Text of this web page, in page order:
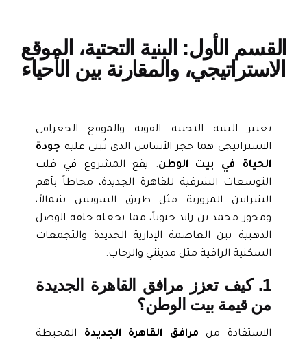
الأول: البنية التحتية، الموقع
الاستراتيجي، والمقارنة بين الأحياء
تعتبر البنية التحتية القوية والموقع الجغرافي
الاستراتيجي هما حجر الأساس الذي تُبنى عليهجودة
الحياة في بيت الوطن. يقع المشروع في قلب
التوسعات الشرقية للقاهرة الجديدة، محاطاً بأهم
الشرايين المرورية مثل طريق السويس شمالاً،
ومحور محمد بن زايد جنوباً، مما يجعله حلقة الوصل
الذهبية بين
العاصمة الإدارية الجديدةوالتجمعات
السكنية الراقية مثل مدينتي والرحاب.
1. كيف تعزز مرافق القاهرة الجديدة
من قيمة بيت الوطن؟
الاستفادة من مرافق القاهرة الجديدةالمحيطة